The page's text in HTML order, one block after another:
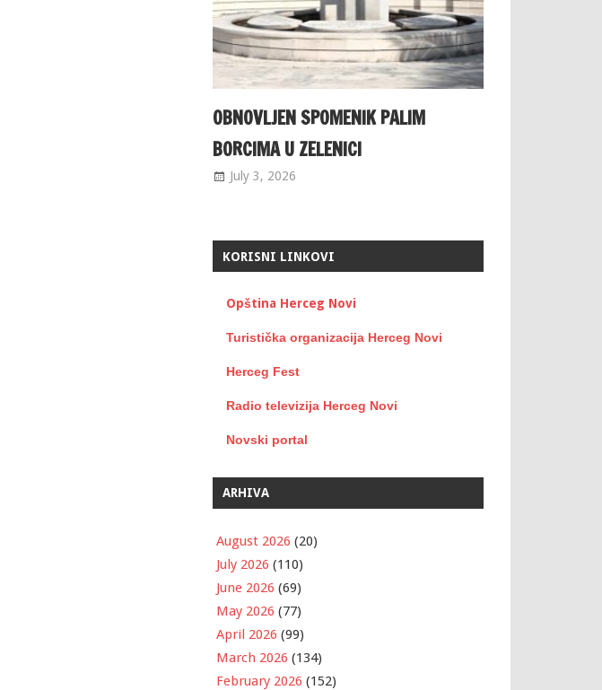
OBNOVLJEN SPOMENIK PALIM
BORCIMA U ZELENICI
July 3, 2026
KORISNI LINKOVI
Opština Herceg Novi
Turistička organizacija Herceg Novi
Herceg Fest
Radio televizija Herceg Novi
Novski portal
ARHIVA
August 2026 (20)
July 2026 (110)
June 2026 (69)
May 2026 (77)
April 2026 (99)
March 2026 (134)
February 2026 (152)